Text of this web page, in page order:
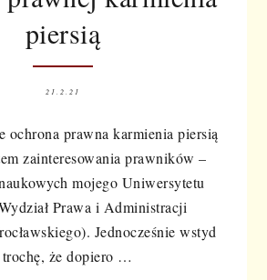
piersią
21.2.21
ochrona prawna karmienia piersią
zainteresowania prawników –
mojego Uniwersytetu
Prawa i Administracji
Jednocześnie wstyd
że dopiero …